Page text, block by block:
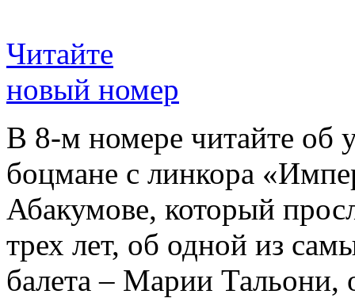
Читайте
новый номер
В 8-м номере читайте об
боцмане с линкора
Абакумове, который
трех лет, об одной из
балета – Марии